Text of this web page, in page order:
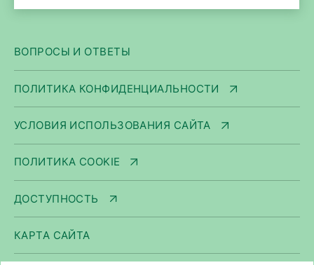
ВОПРОСЫ И ОТВЕТЫ
ПОЛИТИКА КОНФИДЕНЦИАЛЬНОСТИ
УСЛОВИЯ ИСПОЛЬЗОВАНИЯ САЙТА
ПОЛИТИКА COOKIE
ДОСТУПНОСТЬ
КАРТА САЙТА